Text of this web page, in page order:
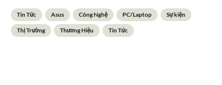
Tin Tức Asus Công Nghệ PC/Laptop Sự kiện
Thị Trường Thương Hiệu Tin Tức